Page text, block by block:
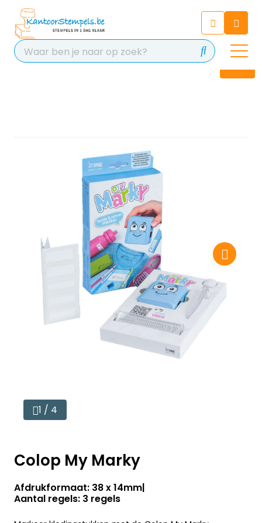
Chat 24/7 met onze chatbot
voor hulp
Contact
1 / 4
Colop My Marky
Afdrukformaat: 38 x 14mm
Aantal regels: 3 regels